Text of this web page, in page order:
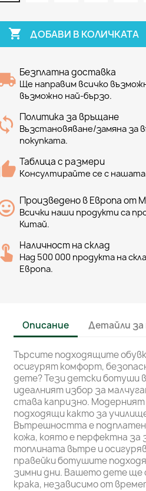
 ДОБАВИ В КОЛИЧКАТА
Безплатна доставка
Ще направим всичко
възможно най-бързо.
Политика за връщане
Възстановяване/замяна за
покупката.
Таблица с размери
Консултирайте се с
Произведено в Европа от
Всички наши продукти са
Китай.
Наличност на склад
Над 500 000 продукта на
Европа.
Описание Детайли
Търсите подходящите
осигурят комфорт,
дете? Тези детски ботуши
идеалният избор за
става капризно. Модерният
подходящи както за
Вътрешността е
кожа, която е перфектна
топлината вътре и
правейки ботушите
зимни дни. Вашето дете ще
крака, независимо от